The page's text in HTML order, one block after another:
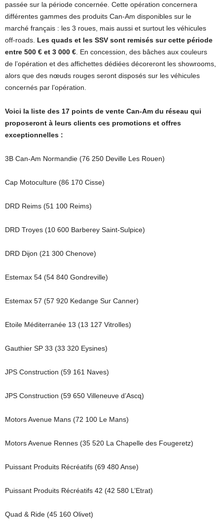
passée sur la période concernée. Cette opération concernera
différentes gammes des produits Can-Am disponibles sur le
marché français : les 3 roues, mais aussi et surtout les véhicules
off-roads. Les quads et les SSV sont remisés sur cette période
entre 500 € et 3 000 €. En concession, des bâches aux couleurs
de l’opération et des affichettes dédiées décoreront les showrooms,
alors que des nœuds rouges seront disposés sur les véhicules
concernés par l’opération.
Voici la liste des 17 points de vente Can-Am du réseau qui
proposeront à leurs clients ces promotions et offres
exceptionnelles :
3B Can-Am Normandie (76 250 Deville Les Rouen)
Cap Motoculture (86 170 Cisse)
DRD Reims (51 100 Reims)
DRD Troyes (10 600 Barberey Saint-Sulpice)
DRD Dijon (21 300 Chenove)
Estemax 54 (54 840 Gondreville)
Estemax 57 (57 920 Kedange Sur Canner)
Etoile Méditerranée 13 (13 127 Vitrolles)
Gauthier SP 33 (33 320 Eysines)
JPS Construction (59 161 Naves)
JPS Construction (59 650 Villeneuve d’Ascq)
Motors Avenue Mans (72 100 Le Mans)
Motors Avenue Rennes (35 520 La Chapelle des Fougeretz)
Puissant Produits Récréatifs (69 480 Anse)
Puissant Produits Récréatifs 42 (42 580 L’Etrat)
Quad & Ride (45 160 Olivet)